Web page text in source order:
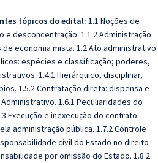
tópicos do edital: 1.1 Noções de
e desconcentração. 1.1.2 Administração
economia mista. 1.2 Ato administrativo.
espécies e classificação; poderes,
1.4.1 Hierárquico, disciplinar,
1.5.2 Contratação direta: dispensa e
1.6.1 Peculiaridades do
Execução e inexecução do contrato
administração pública. 1.7.2 Controle
civil do Estado no direito
por omissão do Estado. 1.8.2